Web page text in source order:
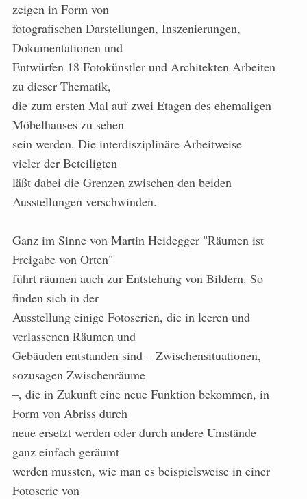
zeigen in Form von
fotografischen Darstellungen, Inszenierungen,
Dokumentationen und
Entwürfen 18 Fotokünstler und Architekten Arbeiten
zu dieser Thematik,
die zum ersten Mal auf zwei Etagen des ehemaligen
Möbelhauses zu sehen
sein werden. Die interdisziplinäre Arbeitweise
vieler der Beteiligten
läßt dabei die Grenzen zwischen den beiden
Ausstellungen verschwinden.
Ganz im Sinne von Martin Heidegger "Räumen ist
Freigabe von Orten"
führt räumen auch zur Entstehung von Bildern. So
finden sich in der
Ausstellung einige Fotoserien, die in leeren und
verlassenen Räumen und
Gebäuden entstanden sind – Zwischensituationen,
sozusagen Zwischenräume
–, die in Zukunft eine neue Funktion bekommen, in
Form von Abriss durch
neue ersetzt werden oder durch andere Umstände
ganz einfach geräumt
werden mussten, wie man es beispielsweise in einer
Fotoserie von